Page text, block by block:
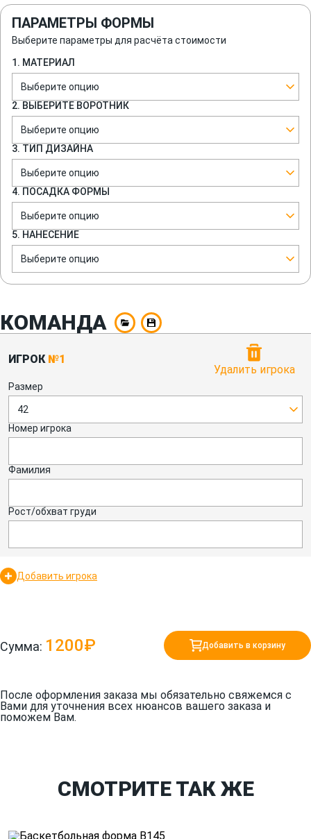
ПАРАМЕТРЫ ФОРМЫ
Выберите параметры для расчёта стоимости
1. МАТЕРИАЛ
Выберите опцию
2. ВЫБЕРИТЕ ВОРОТНИК
Выберите опцию
3. ТИП ДИЗАЙНА
Выберите опцию
4. ПОСАДКА ФОРМЫ
Выберите опцию
5. НАНЕСЕНИЕ
Выберите опцию
КОМАНДА
ИГРОК №1
Удалить игрока
Размер
42
Номер игрока
Фамилия
Рост/обхват груди
Добавить игрока
После оформления заказа мы обязательно свяжемся с
Вами для уточнения всех нюансов вашего заказа и
поможем Вам.
Сумма: 1200₽ Добавить в корзину
СМОТРИТЕ ТАК ЖЕ